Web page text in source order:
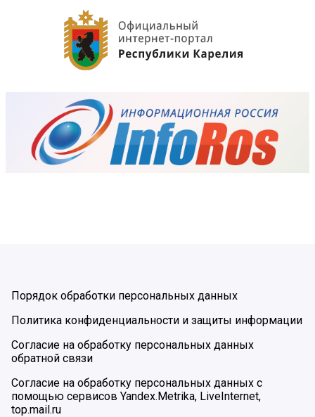
Порядок обработки персональных данных
Политика конфиденциальности и защиты информации
Согласие на обработку персональных данных
обратной связи
Согласие на обработку персональных данных с
помощью сервисов Yandex.Metrika, LiveInternet,
top.mail.ru